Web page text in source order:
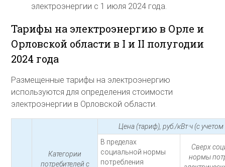
электроэнергии с 1 июля 2024 года.
Тарифы на электроэнергию в Орле и
Орловской области в I и II полугодии
2024 года
Размещенные тарифы на электроэнергию
используются для определения стоимости
электроэнергии в Орловской области.
Категории
потребителей с
Цена (тариф), руб./кВт·ч (с
В пределах
социальной нормы
потребления
Сверх
нормы